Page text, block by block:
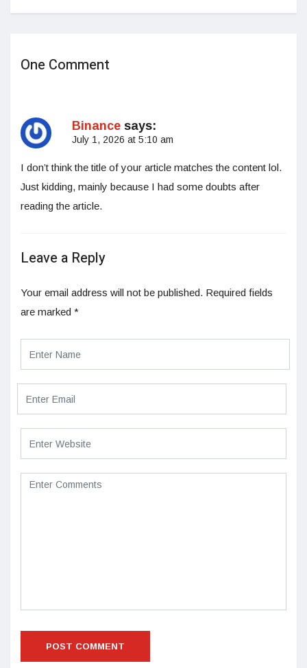
One Comment
Binance says:
July 1, 2026 at 5:10 am
I don’t think the title of your article matches the content lol.
Just kidding, mainly because I had some doubts after
reading the article.
Leave a Reply
Your email address will not be published. Required fields
are marked *